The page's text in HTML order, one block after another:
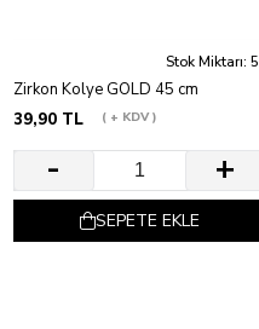
Stok Miktarı: 5
Zirkon Kolye GOLD 45 cm
39,90 TL
+ KDV
SEPETE EKLE